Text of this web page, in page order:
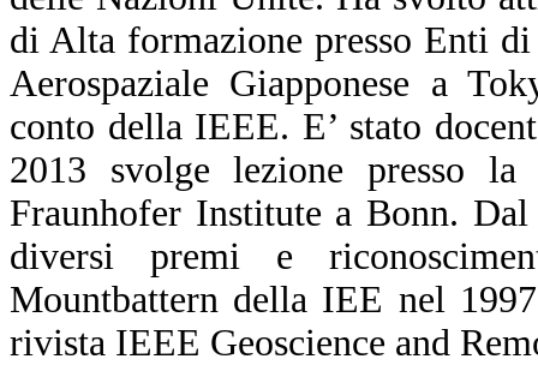
di Alta formazione presso Enti
Aerospaziale Giapponese a
conto della IEEE. E’ stato
2013 svolge lezione presso
Fraunhofer Institute a Bonn.
diversi premi e
Mountbattern della IEE nel
rivista IEEE Geoscience and